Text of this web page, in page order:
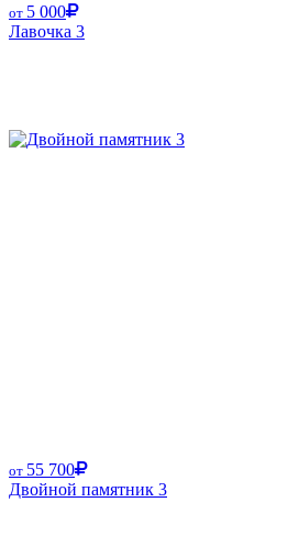
от 5 000
Лавочка 3
от 55 700
Двойной памятник 3